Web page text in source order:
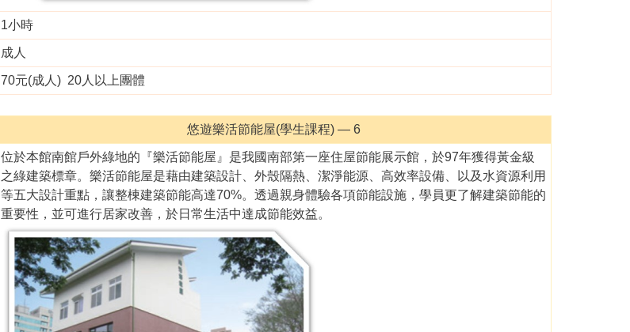
1小時
成人
70元(成人) 20人以上團體
悠遊樂活節能屋(學生課程) — 6
位於本館南館戶外綠地的『樂活節能屋』是我國南部第一座住屋節能展示館，於97年獲得黃金級
之綠建築標章。樂活節能屋是藉由建築設計、外殼隔熱、潔淨能源、高效率設備、以及水資源利用
等五大設計重點，讓整棟建築節能高達70%。透過親身體驗各項節能設施，學員更了解建築節能的
重要性，並可進行居家改善，於日常生活中達成節能效益。